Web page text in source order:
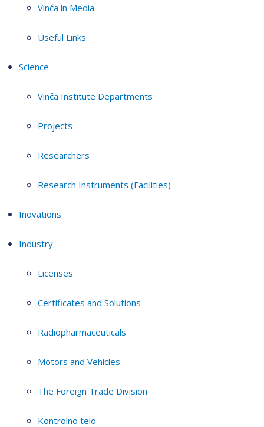
Vinča in Media
Useful Links
Science
Vinča Institute Departments
Projects
Researchers
Research Instruments (Facilities)
Inovations
Industry
Licenses
Certificates and Solutions
Radiopharmaceuticals
Motors and Vehicles
The Foreign Trade Division
Kontrolno telo